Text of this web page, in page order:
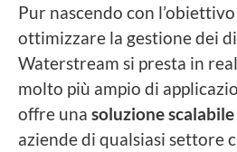
Pur nascendo con
ottimizzare la gestione dei
Waterstream si presta in
molto più ampio di
offre una soluzione
aziende di qualsiasi settore